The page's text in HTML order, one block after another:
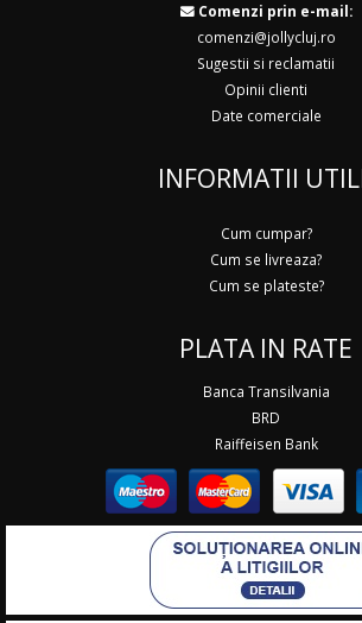
Comenzi prin e-mail:
comenzi@jollycluj.ro
Sugestii si reclamatii
Opinii clienti
Date comerciale
INFORMATII
Cum cumpar?
Cum se livreaza?
Cum se plateste?
PLATA IN RATE
Banca Transilvania
BRD
Raiffeisen Bank